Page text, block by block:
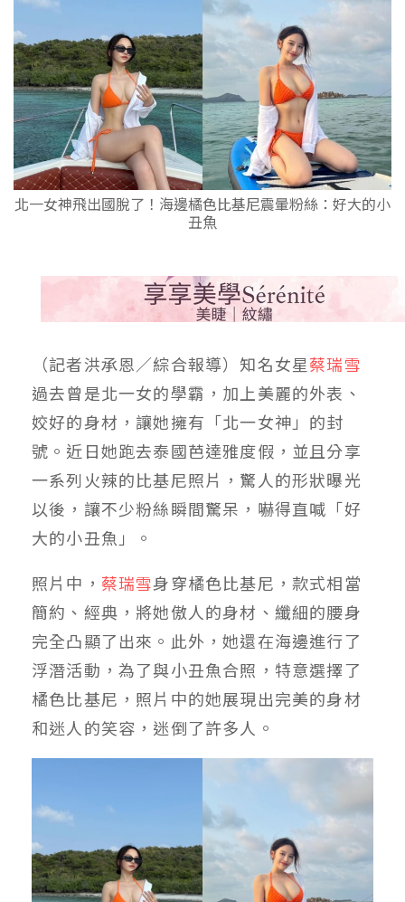
北一女神飛出國脫了！海邊橘色比基尼震暈粉絲：好大的小
丑魚
（記者洪承恩／綜合報導）知名女星蔡瑞雪
過去曾是北一女的學霸，加上美麗的外表、
姣好的身材，讓她擁有「北一女神」的封
號。近日她跑去泰國芭達雅度假，並且分享
一系列火辣的比基尼照片，驚人的形狀曝光
以後，讓不少粉絲瞬間驚呆，嚇得直喊「好
大的小丑魚」。
照片中， 蔡瑞雪身穿橘色比基尼，款式相當
簡約、經典，將她傲人的身材、纖細的腰身
完全凸顯了出來。此外，她還在海邊進行了
浮潛活動，為了與小丑魚合照，特意選擇了
橘色比基尼，照片中的她展現出完美的身材
和迷人的笑容，迷倒了許多人。